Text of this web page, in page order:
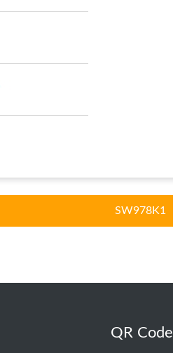
SW978K1
QR Code